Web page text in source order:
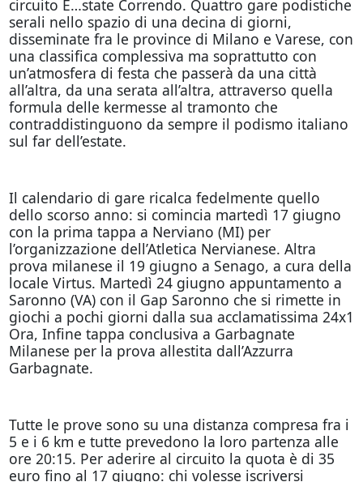
circuito E…state Correndo. Quattro gare podistiche
serali nello spazio di una decina di giorni,
disseminate fra le province di Milano e Varese, con
una classifica complessiva ma soprattutto con
un’atmosfera di festa che passerà da una città
all’altra, da una serata all’altra, attraverso quella
formula delle kermesse al tramonto che
contraddistinguono da sempre il podismo italiano
sul far dell’estate.
Il calendario di gare ricalca fedelmente quello
dello scorso anno: si comincia martedì 17 giugno
con la prima tappa a Nerviano (MI) per
l’organizzazione dell’Atletica Nervianese. Altra
prova milanese il 19 giugno a Senago, a cura della
locale Virtus. Martedì 24 giugno appuntamento a
Saronno (VA) con il Gap Saronno che si rimette in
giochi a pochi giorni dalla sua acclamatissima 24x1
Ora, Infine tappa conclusiva a Garbagnate
Milanese per la prova allestita dall’Azzurra
Garbagnate.
Tutte le prove sono su una distanza compresa fra i
5 e i 6 km e tutte prevedono la loro partenza alle
ore 20:15. Per aderire al circuito la quota è di 35
euro fino al 17 giugno: chi volesse iscriversi